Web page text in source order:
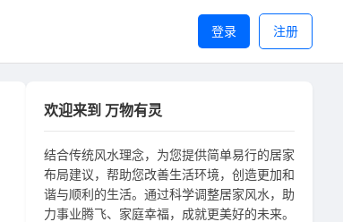
登录 注册
欢迎来到 万物有灵
结合传统风水理念，为您提供简单易行的居家
布局建议，帮助您改善生活环境，创造更加和
谐与顺利的生活。通过科学调整居家风水，助
力事业腾飞、家庭幸福，成就更美好的未来。